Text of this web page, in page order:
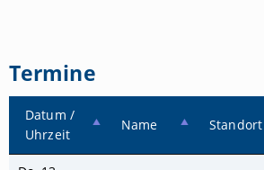
Termine
Datum /
Uhrzeit
Name Standort